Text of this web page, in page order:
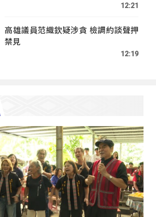
12:21
高雄議員范織欽疑涉貪 檢調約談聲押
禁見
12:19